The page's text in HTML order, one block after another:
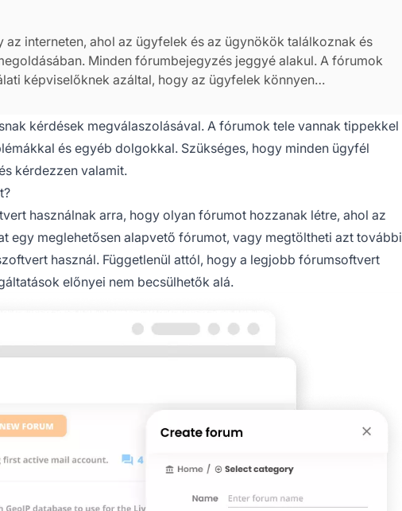
interneten, ahol az ügyfelek és az ügynökök találkoznak és
Minden fórumbejegyzés jeggyé alakul. A fórumok
képviselőknek azáltal, hogy az ügyfelek könnyen
egyéb dolgokkal.
kérdések megválaszolásával. A fórumok tele vannak tippekkel
és egyéb dolgokkal. Szükséges, hogy minden ügyfél
kérdezzen valamit.
használnak arra, hogy olyan fórumot hozzanak létre, ahol az
egy meglehetősen alapvető fórumot, vagy megtöltheti azt további
használ. Függetlenül attól, hogy a legjobb fórumsoftvert
előnyei nem becsülhetők alá.